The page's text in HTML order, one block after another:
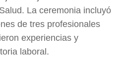
La ceremonia incluyó
de tres profesionales
experiencias y
laboral.